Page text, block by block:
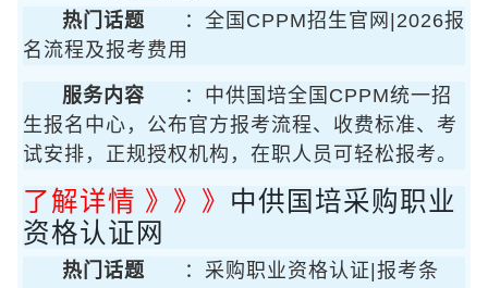
热门话题
：全国CPPM招生官网|2026报
名流程及报考费用
服务内容
：中供国培全国CPPM统一招
生报名中心，公布官方报考流程、收费标准、考
试安排，正规授权机构，在职人员可轻松报考。
了解详情 》》》 中供国培采购职业
资格认证网
热门话题
：采购职业资格认证|报考条